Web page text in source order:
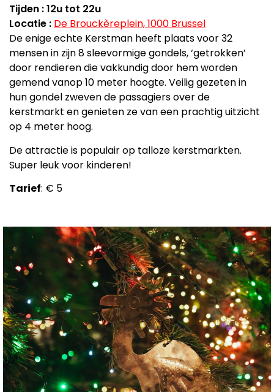
Tijden : 12u tot 22u
Locatie : De Brouckèreplein, 1000 Brussel
De enige echte Kerstman heeft plaats voor 32
mensen in zijn 8 sleevormige gondels, ‘getrokken’
door rendieren die vakkundig door hem worden
gemend vanop 10 meter hoogte. Veilig gezeten in
hun gondel zweven de passagiers over de
kerstmarkt en genieten ze van een prachtig uitzicht
op 4 meter hoog.
De attractie is populair op talloze kerstmarkten.
Super leuk voor kinderen!
Tarief: € 5